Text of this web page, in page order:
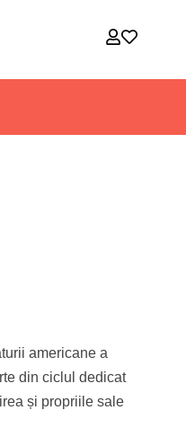
americane a
din ciclul dedicat
și propriile sale